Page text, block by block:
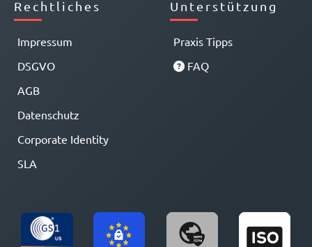
Rechtliches
Impressum
DSGVO
AGB
Datenschutz
Corporate Identity
SLA
Unterstützung
Praxis Tipps
FAQ